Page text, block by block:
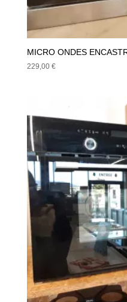
MICRO ONDES
229,00 €